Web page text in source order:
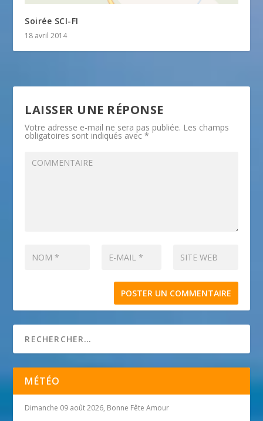
Soirée SCI-FI
18 avril 2014
LAISSER UNE RÉPONSE
Votre adresse e-mail ne sera pas publiée. Les champs
obligatoires sont indiqués avec*
MÉTÉO
Dimanche 09 août 2026, Bonne Fête Amour